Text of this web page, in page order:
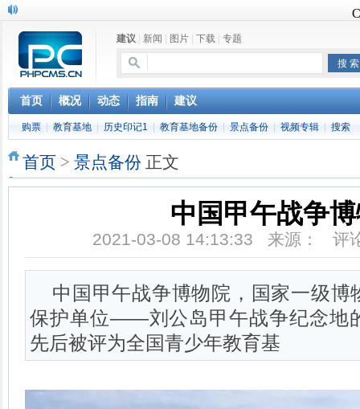
建议 新闻 图片 下载 专题
首页 概况 动态 指南 建议
购票 教育基地 历史印记1 教育基地备份 景点备份 视频专辑 搜索
首页 > 景点备份 正文
中国甲午战争
2021-03-08 14:13:33 来源： 评
中国甲午战争博物院，国家一级博
保护单位——刘公岛甲午战争纪念地
先后被评为全国青少年教育基